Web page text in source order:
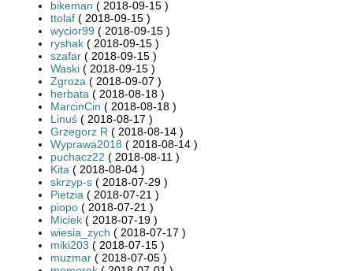
bikeman ( 2018-09-15 )
ttolaf ( 2018-09-15 )
wycior99 ( 2018-09-15 )
ryshak ( 2018-09-15 )
szafar ( 2018-09-15 )
Waski ( 2018-09-15 )
Zgroza ( 2018-09-07 )
herbata ( 2018-08-18 )
MarcinCin ( 2018-08-18 )
Linuś ( 2018-08-17 )
Grzegorz R ( 2018-08-14 )
Wyprawa2018 ( 2018-08-14 )
puchacz22 ( 2018-08-11 )
Kita ( 2018-08-04 )
skrzyp-s ( 2018-07-29 )
Pietzia ( 2018-07-21 )
piopo ( 2018-07-21 )
Miciek ( 2018-07-19 )
wiesia_zych ( 2018-07-17 )
miki203 ( 2018-07-15 )
muzmar ( 2018-07-05 )